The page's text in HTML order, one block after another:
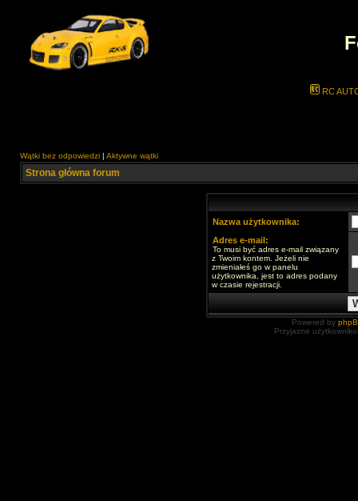
RC
Wątki bez odpowiedzi | Aktywne wątki
Strona główna forum
Nazwa użytkownika:
Adres e-mail:
To musi być adres e-mail związany
z Twoim kontem. Jeżeli nie
zmieniałeś go w panelu
użytkownika, jest to adres podany
w czasie rejestracji.
Powered by
Przyjazne